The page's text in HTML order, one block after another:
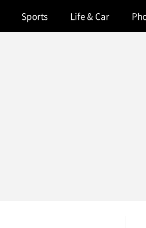
Sports Life & Car